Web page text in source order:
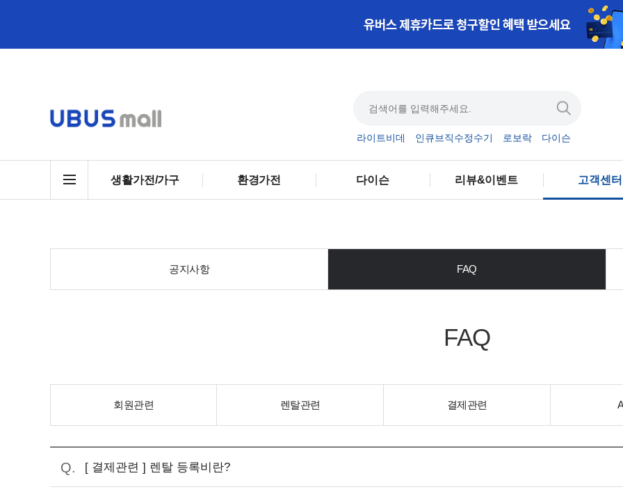
라이트비데 인큐브직수정수기 로보락 다이슨
생활가전/가구 환경가전 다이슨 리뷰&이벤트 고객센터
공지사항 FAQ
FAQ
회원관련 렌탈관련 결제관련
[ 결제관련 ] 렌탈 등록비란?